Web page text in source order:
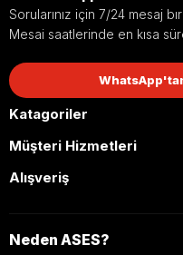
Sorularınız için 7/24 mesaj
Mesai saatlerinde en kısa
Katagoriler
Müşteri Hizmetleri
Alışveriş
Neden ASES?